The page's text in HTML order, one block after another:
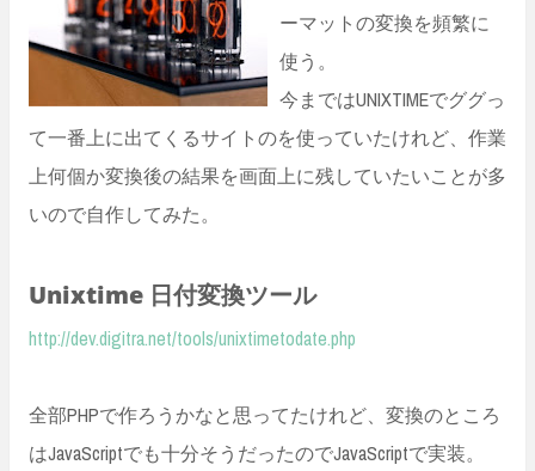
ーマットの変換を頻繁に
使う。
今まではUNIXTIMEでググっ
て一番上に出てくるサイトのを使っていたけれど、作業
上何個か変換後の結果を画面上に残していたいことが多
いので自作してみた。
Unixtime 日付変換ツール
http://dev.digitra.net/tools/unixtimetodate.php
全部PHPで作ろうかなと思ってたけれど、変換のところ
はJavaScriptでも十分そうだったのでJavaScriptで実装。